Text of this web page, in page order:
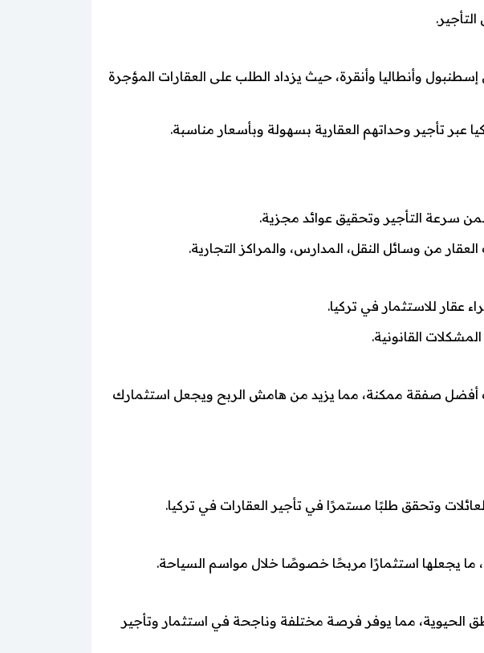
وأنطاليا وأنقرة، حيث يزداد الطلب على العقارات المؤجرة
تأجير وحداتهم العقارية بسهولة وبأسعار مناسبة.
سرعة التأجير وتحقيق عوائد مجزية.
من وسائل النقل، المدارس، والمراكز التجارية.
عقار للاستثمار في تركيا.
القانونية.
أفضل صفقة ممكنة، مما يزيد من هامش الربح ويجعل استثمارك
وتحقق طلبًا مستمرًا في تأجير العقارات في تركيا.
ما يجعلها استثمارًا مربحًا خصوصًا خلال مواسم السياحة.
الحيوية، مما يوفر فرصة مختلفة وناجحة في استثمار وتأجير